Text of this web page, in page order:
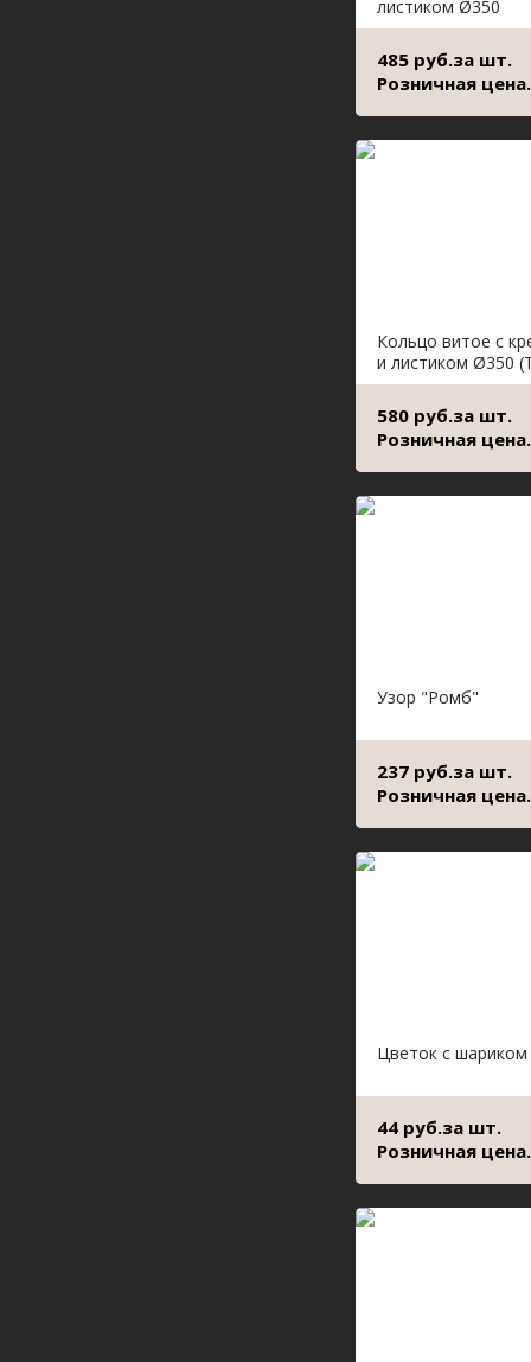
листиком Ø350
485 руб.за шт.
Розничная цена.
Кольцо витое с
и листиком Ø350
580 руб.за шт.
Розничная цена.
Узор "Ромб"
237 руб.за шт.
Розничная цена.
Цветок с
44 руб.за шт.
Розничная цена.